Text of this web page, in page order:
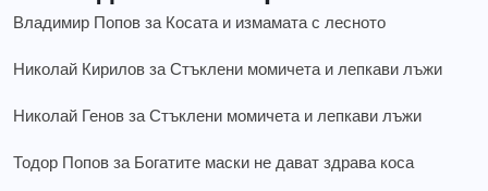
Владимир Попов за Косата и измамата с лесното
Николай Кирилов заСтъклени момичета и лепкави лъжи
Николай Генов заСтъклени момичета и лепкави лъжи
Тодор Попов за Богатите маски не дават здрава коса